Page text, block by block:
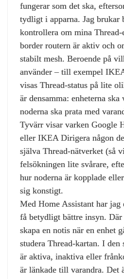
fungerar som det ska,
tydligt i apparna. Jag brukar
kontrollera om mina
border routern är aktiv och
stabilt mesh. Beroende på
använder – till exempel
visas Thread‑status på lite
är densamma: enheterna ska
noderna ska prata med
Tyvärr visar varken Google
eller IKEA Dirigera någon
själva Thread‑nätverket (så
felsökningen lite svårare,
hur noderna är kopplade
sig konstigt.
Med Home Assistant har
få betydligt bättre insyn.
skapa en notis när en enhet
studera Thread‑kartan. I
är aktiva, inaktiva eller
är länkade till varandra. Det